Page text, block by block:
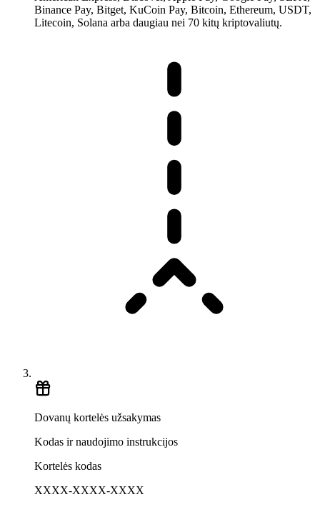
Binance Pay, Bitget, KuCoin Pay, Bitcoin, Ethereum, USDT,
Litecoin, Solana arba daugiau nei 70 kitų kriptovaliutų.
Dovanų kortelės užsakymas
Kodas ir naudojimo instrukcijos
Kortelės kodas
XXXX-XXXX-XXXX